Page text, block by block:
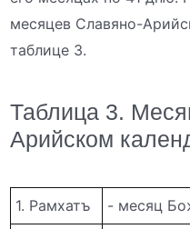
месяцев Славяно-
таблице 3.
Таблица 3.
Арийском
1. Рамхатъ
- месяц